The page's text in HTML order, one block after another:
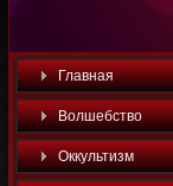
Главная
Волшебство
Оккультизм